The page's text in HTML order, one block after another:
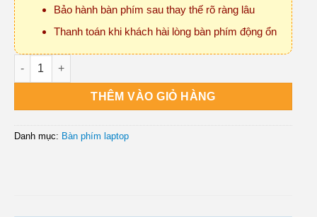
Bảo hành bàn phím sau thay thế rõ ràng lâu
Thanh toán khi khách hài lòng bàn phím động ổn
Thay Bàn Phím Laptop Quận Phú Nhuận Lấy Ngay số lượng
THÊM VÀO GIỎ HÀNG
Danh mục: Bàn phím laptop